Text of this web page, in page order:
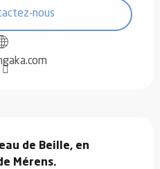
nous
de Beille, en
Mérens.